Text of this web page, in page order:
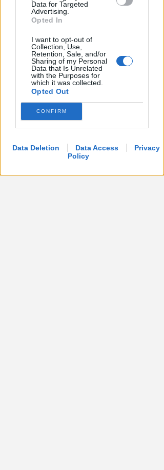
Data for Targeted
Advertising.
Opted In
I want to opt-out of
Collection, Use,
Retention, Sale, and/or
Sharing of my Personal
Data that Is Unrelated
with the Purposes for
which it was collected.
Opted Out
CONFIRM
Data Deletion Data Access
Privacy
Policy
LA DECISIONE DEL GIP
Abusi ripetuti sulla figlia 13enne
della convivente. 44enne andrà
a processo